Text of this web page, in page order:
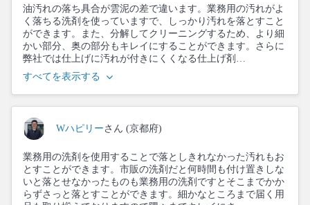
油汚れの落ち具合が雲泥の差で違います。業務用の汚れがよ
く落ちる洗剤を使っていますで、しっかり汚れを落とすこと
ができます。また、分解してクリーニングするため、より細
かい部分、奥の部分もキレイにすることができます。さらに
弊社では仕上げに汚れが付きにくくなる仕上げ剤…
すべてを表示する
Wハピリー さん (京都府)
業務用の洗剤を使用することで落としきれなかった汚れもお
とすことができます。市販の洗剤だと何時間も付け置きしな
いと落とせなかったものも業務用の洗剤ですとそこまでかか
らずさっと落とすことができます。細かなところまで届く用